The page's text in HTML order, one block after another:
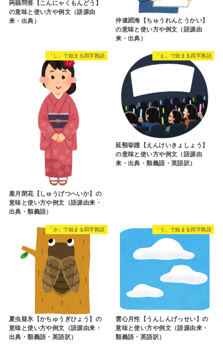
蒟蒻問答【こんにゃくもんどう】
の意味と使い方や例文（語源由
来・出典）
仲連蹈海【ちゅうれんとうかい】
の意味と使い方や例文（語源由
来・出典）
「し」で始まる四字熟語
羞月閉花【しゅうげつへいか】の
意味と使い方や例文（語源由来・
出典・類義語）
「え」で始まる四字熟語
延頸挙踵【えんけいきょしょう】
の意味と使い方や例文（語源由
来・出典・類義語・英語訳）
「か」で始まる四字熟語
夏虫疑氷【かちゅうぎひょう】の
意味と使い方や例文（語源由来・
出典・類義語・英語訳）
「う」で始まる四字熟語
雲心月性【うんしんげっせい】の
意味と使い方や例文（語源由来・
類義語・英語訳）